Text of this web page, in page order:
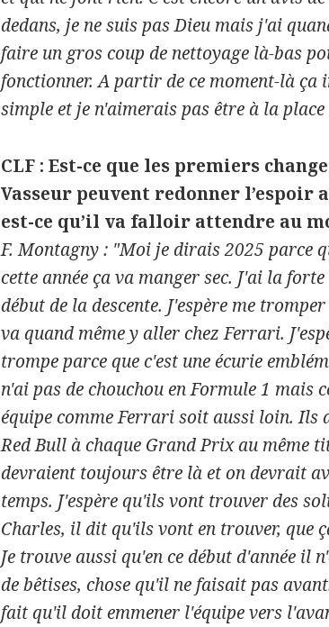
dedans, je ne suis pas Dieu mais j'ai
faire un gros coup de nettoyage là-bas
fonctionner. A partir de ce moment-là ça
simple et je n'aimerais pas être à la place
CLF :Est-ce que les premiers
Vasseur peuvent redonner l’espoir
est-ce qu’il va falloir attendre au
F. Montagny : "Moi je dirais 2025 parce
cette année ça va manger sec. J'ai la
début de la descente. J'espère me
va quand même y aller chez Ferrari.
trompe parce que c'est une écurie
n'ai pas de chouchou en Formule 1 mais
équipe comme Ferrari soit aussi loin. Ils
Red Bull à chaque Grand Prix au même
devraient toujours être là et on devrait
temps. J'espère qu'ils vont trouver des
Charles, il dit qu'ils vont en trouver, que
Je trouve aussi qu'en ce début d'année il
de bêtises, chose qu'il ne faisait pas
fait qu'il doit emmener l'équipe vers